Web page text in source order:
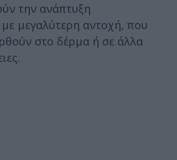
την ανάπτυξη
μεγαλύτερη αντοχή, που
στο δέρμα ή σε άλλα